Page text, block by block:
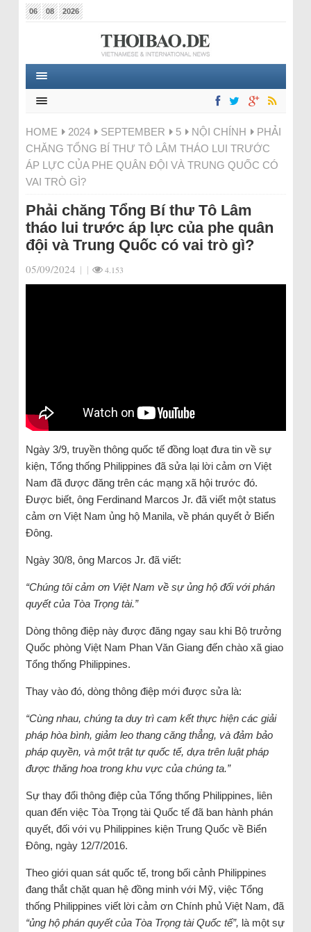
06 08 2026
HOME 2024 SEPTEMBER 5 NỘI CHÍNH
PHẢI
CHĂNG TỔNG BÍ THƯ TÔ LÂM THÁO LUI TRƯỚC
ÁP LỰC CỦA PHE QUÂN ĐỘI VÀ TRUNG QUỐC CÓ
VAI TRÒ GÌ?
Phải chăng Tổng Bí thư Tô Lâm
tháo lui trước áp lực của phe quân
đội và Trung Quốc có vai trò gì?
05/09/2024 | | 4.153
Ngày 3/9, truyền thông quốc tế đồng loạt đưa tin về sự
kiện, Tổng thống Philippines đã sửa lại lời cảm ơn Việt
Nam đã được đăng trên các mạng xã hội trước đó.
Được biết, ông Ferdinand Marcos Jr. đã viết một status
cảm ơn Việt Nam ủng hộ Manila, về phán quyết ở Biển
Đông.
Ngày 30/8, ông Marcos Jr. đã viết:
“Chúng tôi cảm ơn Việt Nam về sự ủng hộ đối với phán
quyết của Tòa Trọng tài.”
Dòng thông điệp này được đăng ngay sau khi Bộ trưởng
Quốc phòng Việt Nam Phan Văn Giang đến chào xã giao
Tổng thống Philippines.
Thay vào đó, dòng thông điệp mới được sửa là:
“Cùng nhau, chúng ta duy trì cam kết thực hiện các giải
pháp hòa bình, giảm leo thang căng thẳng, và đảm bảo
pháp quyền, và một trật tự quốc tế, dựa trên luật pháp
được thăng hoa trong khu vực của chúng ta.”
Sự thay đổi thông điệp của Tổng thống Philippines, liên
quan đến việc Tòa Trọng tài Quốc tế đã ban hành phán
quyết, đối với vụ Philippines kiện Trung Quốc về Biển
Đông, ngày 12/7/2016.
Theo giới quan sát quốc tế, trong bối cảnh Philippines
đang thắt chặt quan hệ đồng minh với Mỹ, việc Tổng
thống Philippines viết lời cảm ơn Chính phủ Việt Nam, đã
“ủng hộ phán quyết của Tòa Trọng tài Quốc tế”, là một sự